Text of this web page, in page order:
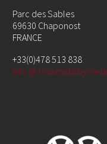
Parc des Sables
69630 Chaponost
FRANCE
+33(0)478 513 838
info @